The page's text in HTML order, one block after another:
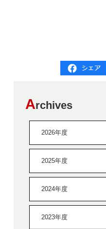
Archives
2026年度
2025年度
2024年度
2023年度